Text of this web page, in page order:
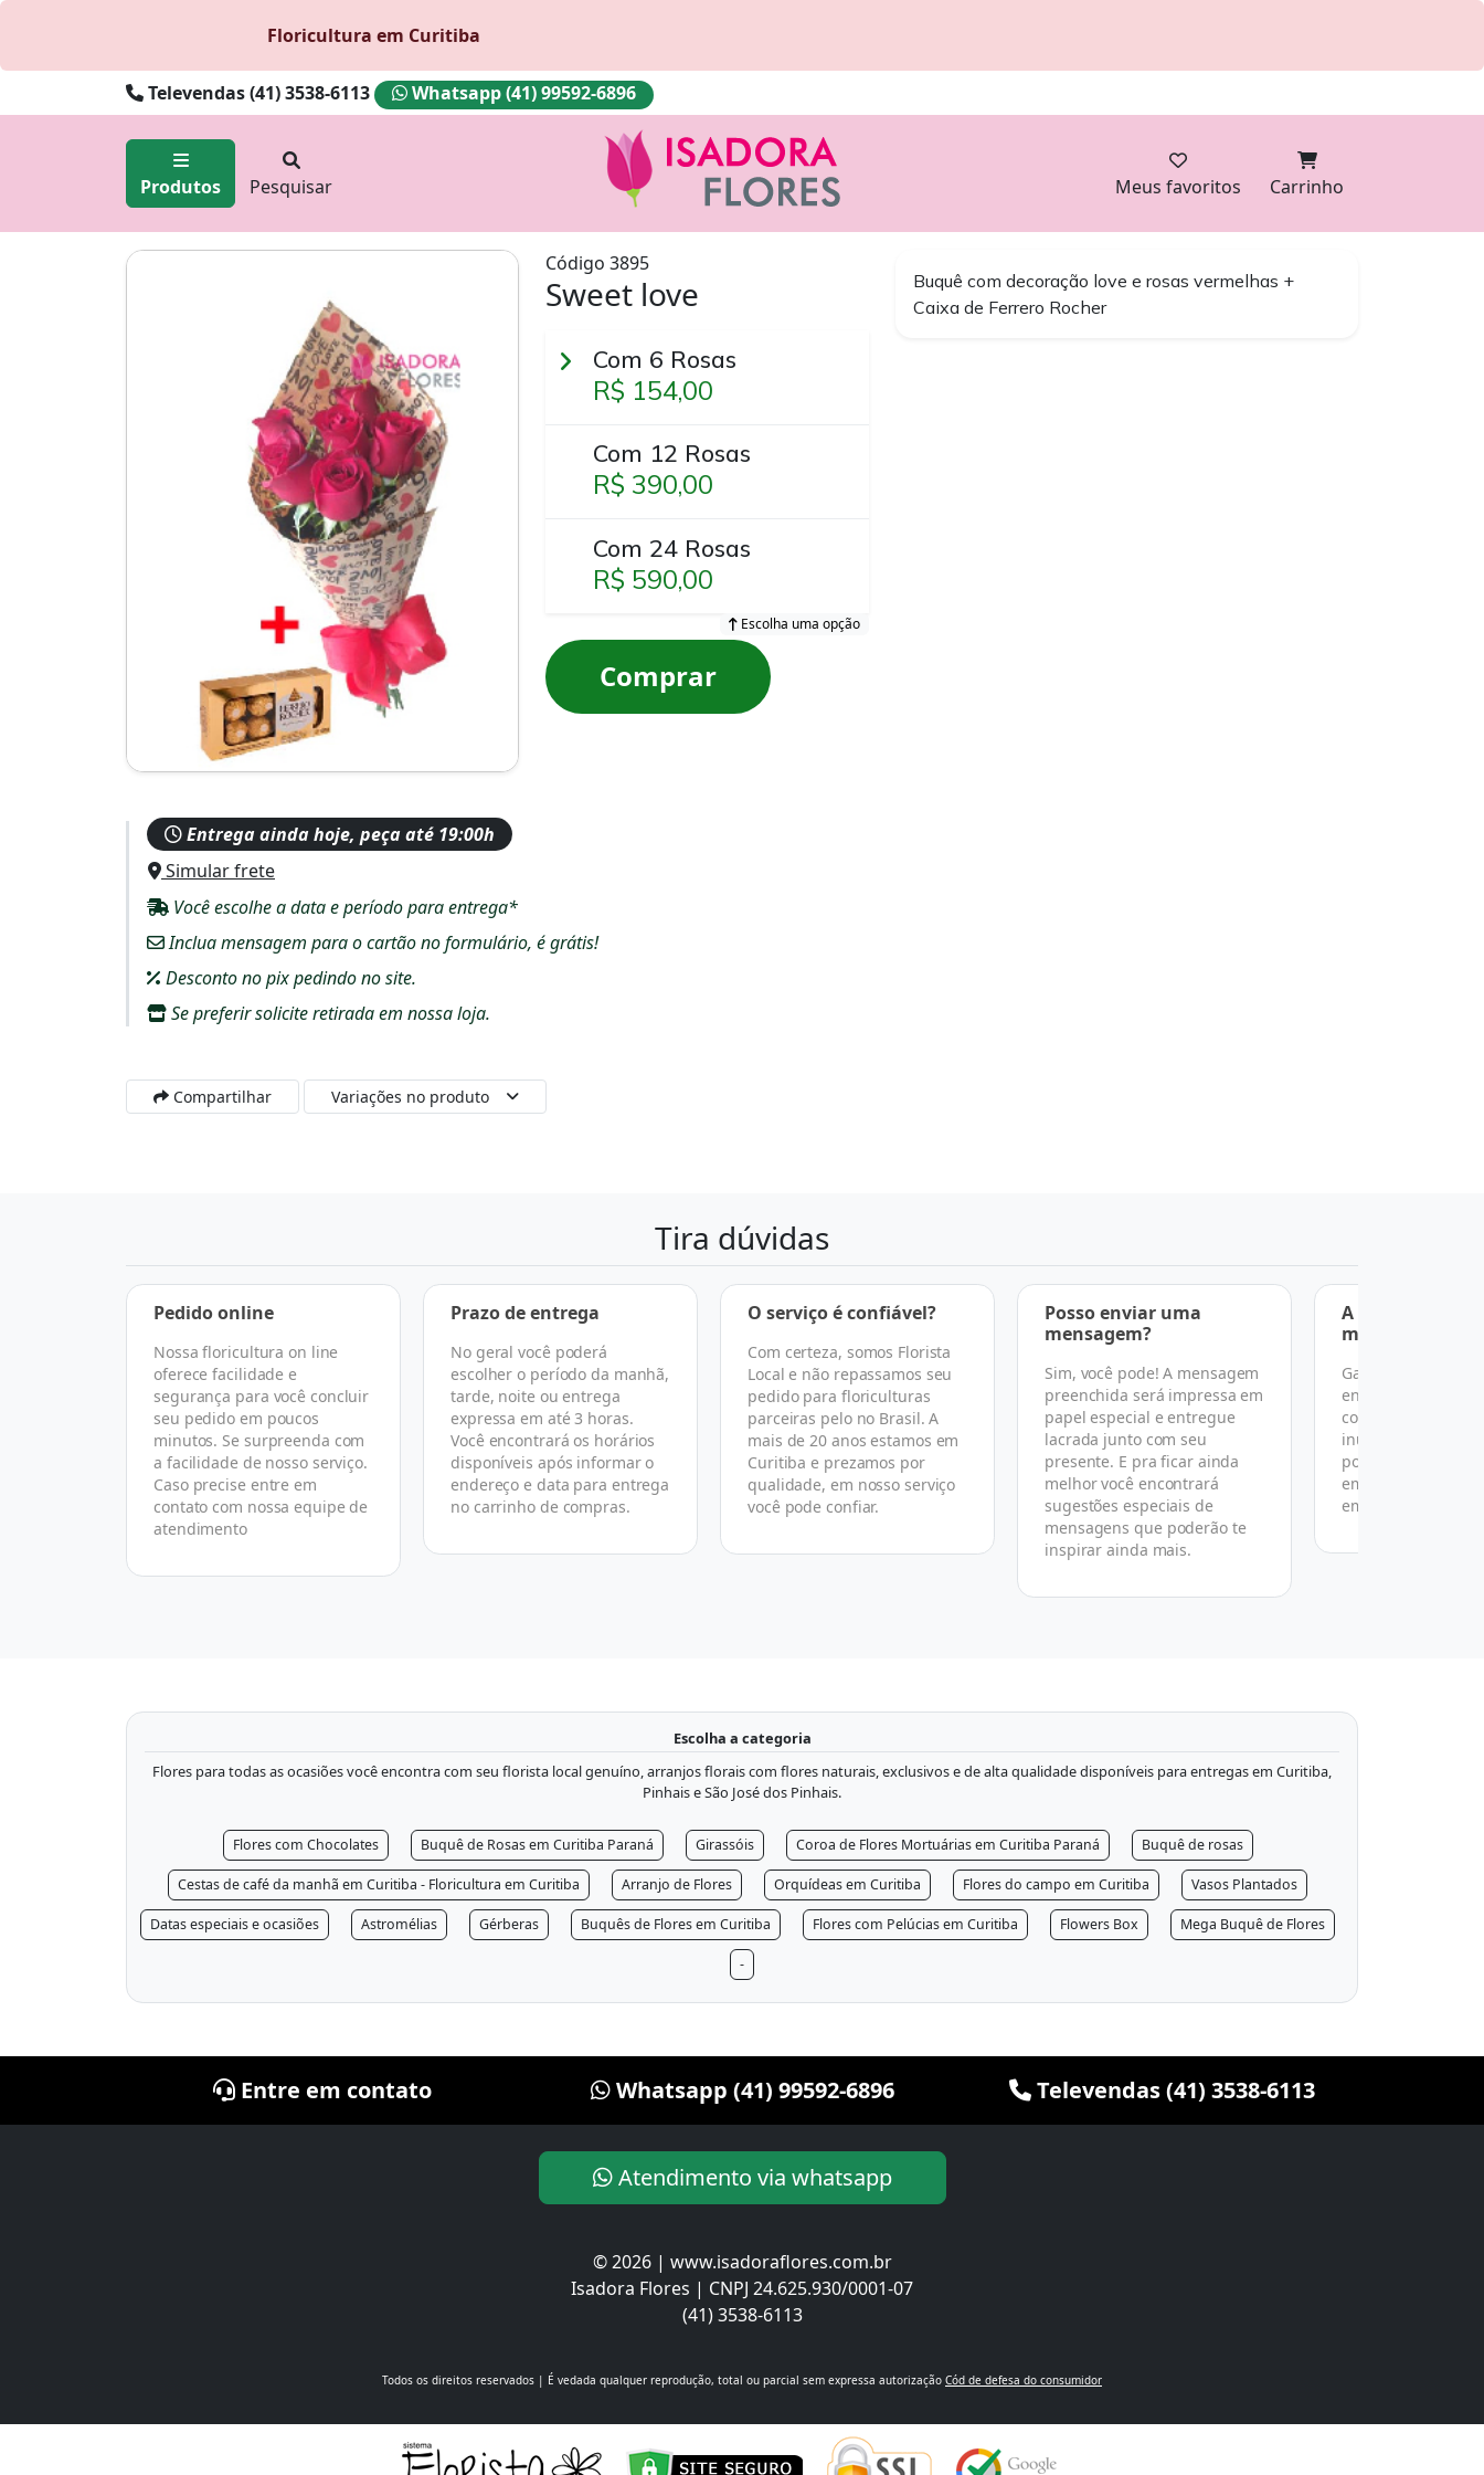
Floricultura em Curitiba
Televendas (41) 3538-6113 Whatsapp (41) 99592-6896
Produtos Pesquisar Meus favoritos Carrinho
Código 3895
Sweet love
Com 6 Rosas
R$ 154,00
Com 12 Rosas
R$ 390,00
Com 24 Rosas
R$ 590,00
Escolha uma opção
Comprar
Buquê com decoração love e rosas vermelhas +
Caixa de Ferrero Rocher
Entrega ainda hoje, peça até 19:00h
Simular frete
Você escolhe a data e período para entrega*
Inclua mensagem para o cartão no formulário, é grátis!
Desconto no pix pedindo no site.
Se preferir solicite retirada em nossa loja.
Compartilhar Variações no produto
Tira dúvidas
Pedido online
Nossa floricultura on line
oferece facilidade e
segurança para você concluir
seu pedido em poucos
minutos. Se surpreenda com
a facilidade de nosso serviço.
Caso precise entre em
contato com nossa equipe de
atendimento
Prazo de entrega
No geral você poderá
escolher o período da manhã,
tarde, noite ou entrega
expressa em até 3 horas.
Você encontrará os horários
disponíveis após informar o
endereço e data para entrega
no carrinho de compras.
O serviço é confiável?
Com certeza, somos Florista
Local e não repassamos seu
pedido para floriculturas
parceiras pelo no Brasil. A
mais de 20 anos estamos em
Curitiba e prezamos por
qualidade, em nosso serviço
você pode confiar.
Posso enviar uma
mensagem?
Sim, você pode! A mensagem
preenchida será impressa em
papel especial e entregue
lacrada junto com seu
presente. E pra ficar ainda
melhor você encontrará
sugestões especiais de
mensagens que poderão te
inspirar ainda mais.
A entrega é
mãos?
Garantimos a
endereço, data e
combinado, mas
inúmeras razões
podemos garantir
em mãos
em nosso termo
Escolha a categoria
Flores para todas as ocasiões você encontra com seu florista local genuíno, arranjos florais com flores naturais, exclusivos e de alta qualidade disponíveis para entregas em Curitiba,
Pinhais e São José dos Pinhais.
Flores com Chocolates Buquê de Rosas em Curitiba Paraná Girassóis Coroa de Flores Mortuárias em Curitiba Paraná Buquê de rosas
Cestas de café da manhã em Curitiba - Floricultura em Curitiba Arranjo de Flores Orquídeas em Curitiba Flores do campo em Curitiba Vasos Plantados
Datas especiais e ocasiões Astromélias Gérberas Buquês de Flores em Curitiba Flores com Pelúcias em Curitiba Flowers Box Mega Buquê de Flores
-
Entre em contato Whatsapp (41) 99592-6896 Televendas (41) 3538-6113
Atendimento via whatsapp
© 2026 | www.isadoraflores.com.br
Isadora Flores | CNPJ 24.625.930/0001-07
(41) 3538-6113
Todos os direitos reservados | É vedada qualquer reprodução, total ou parcial sem expressa autorização Cód de defesa do consumidor